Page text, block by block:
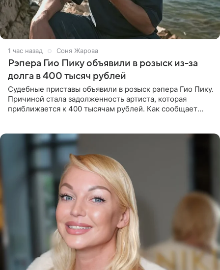
1 час назад Соня Жарова
Рэпера Гио Пику объявили в розыск из-за
долга в 400 тысяч рублей
Судебные приставы объявили в розыск рэпера Гио Пику.
Причиной стала задолженность артиста, которая
приближается к 400 тысячам рублей. Как сообщает